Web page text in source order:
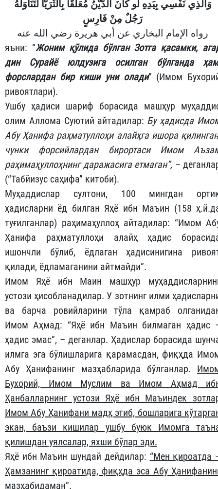
وَالَّذِي نَفْسِي بِيَدِهِ لَو كَانَ الدَّيْنُ مُعَلَّقًا بِالثُّرَيَّا لَتَنَاوَلَهُ
رَجُلٌ مِنْ فَارِسٍ
رواه الإمام البخاري عن أبي هريرة رضي الله عنه
яъни: “Жоним қўлида бўлган Зотга қасамки,
дин Сурайё юлдузига осилган бўлганда
форслардан бир киши уни олади” (Имом
ривоятлари).
Ушбу ҳадиси шариф борасида машҳур
олим Аллома Суютий айтадилар: Бу ҳадисда
Абу Ҳанифа раҳматуллоҳи алайҳга ишора
чунки форсийлардан бирортаси Имом
раҳимаҳуллоҳнинг даражасига етмаган”, –
(“Табйизус саҳифа” китоби).
Муҳаддислар султони, 100 мингдан
ҳадисларни ёд билган Яҳё ибн Маъин (158
туғилганлар) раҳимаҳуллоҳ айтадилар: “Имом
Ҳанифа раҳматуллоҳи алайҳ ҳадис
ишончли бўлиб, ёдлаган ҳадисинигина
қилади, ёдламаганини айтмайди”.
Имом Яҳё ибн Маин машҳур
устози ҳисобланадилар. У зотнинг илми
ва барча ровийларини тўла қамраб
Имом Аҳмад: “Яҳё ибн Маъин билмаган ҳадис
ҳадис эмас”, – деганлар. Ҳадислар борасида
илмга эга бўлишларига қарамасдан, фиқҳда
Абу Ҳанифанинг мазҳабларида бўлганлар.
Бухорий, Имом Муслим ва Имом Аҳмад
Ҳанбалларнинг устози Яҳё ибн Маъиндек
Имом Абу Ҳанифани мадҳ этиб, бошларига
экан, баъзи кишилар ушбу буюк Имомга
қилишдан уялсалар, яхши бўлар эди.
Яҳё ибн Маъин шундай дейдилар: “Мен қироатда
Ҳамзанинг қироатида, фиқҳда эса Абу
мазҳабидаман”.